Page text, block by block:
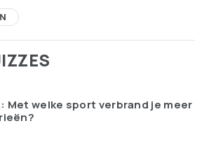
Met welke sport verbrand je meer